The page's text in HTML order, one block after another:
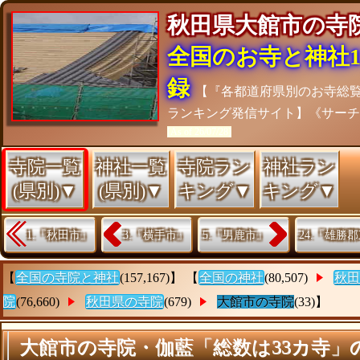
秋田県大館市の
全国のお寺と神社
録
【『各都道府県別のお寺総
ランキング発信サイト】《サー
[As of 26/07/28]
寺院一覧
(県別)▼
神社一覧
(県別)▼
寺院ラン
キング▼
神社ラン
キング▼
1.『秋田市』 3.『横手市』 5.『男鹿市』 24.『雄勝
【 全国の寺院と神社(157,167)】 【 全国の神社(80,507)
秋
院(76,660) 秋田県の寺院(679) 大館市の寺院(33)】
大館市の寺院・伽藍「総数は33カ寺」